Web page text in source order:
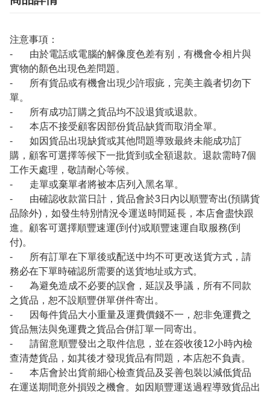
注意事項：
- 由於電話或電腦的解像度色差有别，有機會令相片與
實物的顏色出現色差問題。
- 所有貨品或有機會出現少許瑕疵，完美主義者切勿下
單。
- 所有成功訂購之貨品均不設退貨或退款。
- 本店不接受顧客因部份貨品缺貨而取消全單。
- 如因貨品出現缺貨或其他問題導致最終未能成功訂
購，顧客可選擇等候下一批貨到或全額退款。退款需時7個
工作天處理，敬請耐心等候。
- 走單或棄單者將被本店列入黑名單。
- 由確認收款當日計，貨品會於3日內以順豐寄出(預購貨
品除外)，如發生特別情況令運送時間延長，本店會盡快跟
進。顧客可選擇順豐速運(到付)或順豐速運自取服務(到
付)。
- 所有訂單在下單後或配送中均不可更改送貨方式，請
務必在下單時確認所需要的送貨地址或方式。
- 為避免造成不必要的誤會，延誤及爭議，所有不同款
之貨品，恕不設順豐併單併件寄出。
- 因每件貨品大小重量及運費價錢不一，恕非免運費之
貨品無法與免運費之貨品合併訂單一同寄出。
- 請留意順豐發出之取件信息，並在簽收後12小時內檢
查清楚貨品，如其後才發現貨品有問題，本店恕不負責。
- 本店會於出貨前細心檢查貨品及妥善包裝以減低貨品
在運送期間意外損毀之機會。如因順豐運送過程導致貨品出